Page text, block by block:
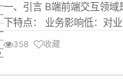
一、引言 B端前端交互领
下特点： 业务影响低：对
化难：难以被量化，因此
358 收藏